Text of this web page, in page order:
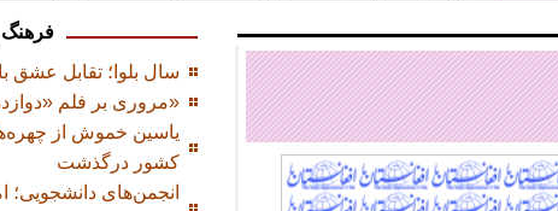
فرهنگ
سال بلوا؛ تقابل عشق
مروری بر فلم «دوازده مرد خشمگین»
یاسین خموش از
کشور درگذشت
انجمن‌های دانشجویی؛